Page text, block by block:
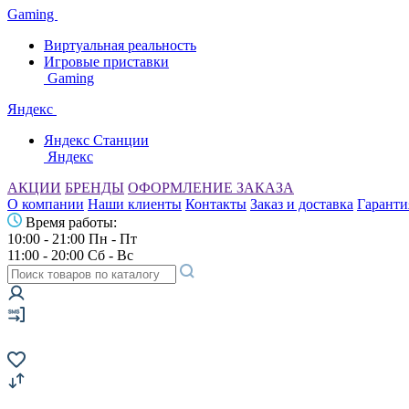
Gaming
Виртуальная реальность
Игровые приставки
Gaming
Яндекс
Яндекс Станции
Яндекс
АКЦИИ БРЕНДЫ ОФОРМЛЕНИЕ ЗАКАЗА
О компании Наши клиенты Контакты Заказ и доставка
Время работы:
10:00 - 21:00 Пн - Пт
11:00 - 20:00 Сб - Вс